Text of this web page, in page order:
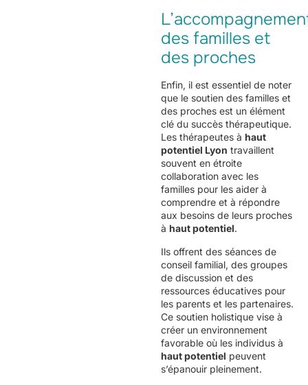
des familles et
des proches
Enfin, il est essentiel de noter
que le soutien des familles et
des proches est un élément
clé du succès thérapeutique.
Les thérapeutes à haut
potentiel Lyon travaillent
souvent en étroite
collaboration avec les
familles pour les aider à
comprendre et à répondre
aux besoins de leurs proches
à haut potentiel.
Ils offrent des séances de
conseil familial, des groupes
de discussion et des
ressources éducatives pour
les parents et les partenaires.
Ce soutien holistique vise à
créer un environnement
favorable où les individus à
haut potentiel peuvent
s’épanouir pleinement.